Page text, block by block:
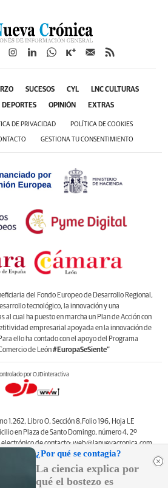
SUCESOS CYL LNC CULTURAS
DEPORTES OPINIÓN EXTRAS
DE PRIVACIDAD POLÍTICA DE COOKIES
GESTIONA TU CONSENTIMIENTO
del Fondo Europeo de Desarrollo Regional,
tecnológico, la innovación y una
al cual ha puesto en marcha un Plan de Acción con
empresarial apoyada en la innovación de
ello ha contado con el apoyo del Programa
de León#EuropaSeSiente”
por OJDinteractiva
1.262, Libro O, Sección 8,Folio 196, Hoja LE
en Plaza de Santo Domingo, número 4, 2º
de contacto: web@lanuevacronica.com.
NUEVA CRÓNICA). Incluye contenidos de la
o de terceros.
¿Por qué se contagia?
La ciencia explica por
qué el bostezo es